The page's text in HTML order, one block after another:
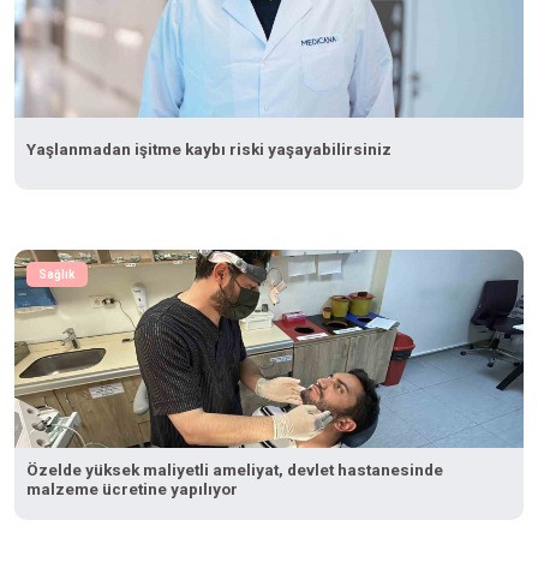
Yaşlanmadan işitme kaybı riski yaşayabilirsiniz
Sağlık
Özelde yüksek maliyetli ameliyat, devlet hastanesinde
malzeme ücretine yapılıyor